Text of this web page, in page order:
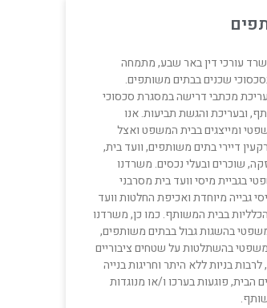
עורכי דין באר שבע, מתמחה
שכנים בבתים משותפים.
מכתבי דרישה במסגרת סכסוכי
ובעריכת והגשת תביעות. אנו
ומייצגים בבית המשפט ואצל
דיירי בתים משותפים, וועד בית,
שוכרים ובעלי נכסים. משרדנו
בגביית מיסי וועד בית מסרבני
גבייה מיוחדת ואכיפת החלטות וועד
בבית המשותף. כמו כן, משרדנו
בהשגות גבול בבתים משותפים,
משפטי בהשתלטות על שטחים ציבוריים
בניות ללא היתר וחריגות בנייה
הבית, פוגעות בערכו ו/או מנוגדות